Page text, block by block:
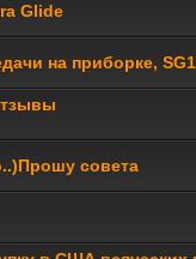
Glide
на приборке,
совета